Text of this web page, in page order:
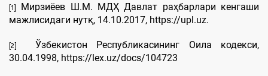
[1]
Мирзиёев Ш.М. МДҲ Давлат раҳбарлари кенгаши
мажлисидаги нутқ, 14.10.2017, https://upl.uz.
[2]
Ўзбекистон Республикасининг Оила кодекси,
30.04.1998, https://lex.uz/docs/104723